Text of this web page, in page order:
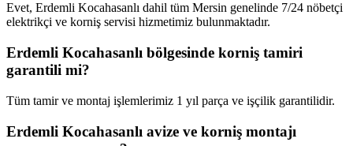
Evet, Erdemli Kocahasanlı dahil tüm Mersin genelinde 7/24 nöbetçi
elektrikçi ve korniş servisi hizmetimiz bulunmaktadır.
Erdemli Kocahasanlı bölgesinde korniş tamiri
garantili mi?
Tüm tamir ve montaj işlemlerimiz 1 yıl parça ve işçilik garantilidir.
Erdemli Kocahasanlı avize ve korniş montajı